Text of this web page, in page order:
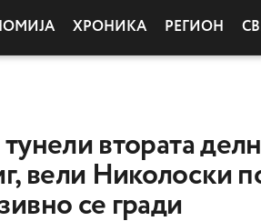
ХРОНИКА РЕГИОН
втората
вели Николоски
се гради